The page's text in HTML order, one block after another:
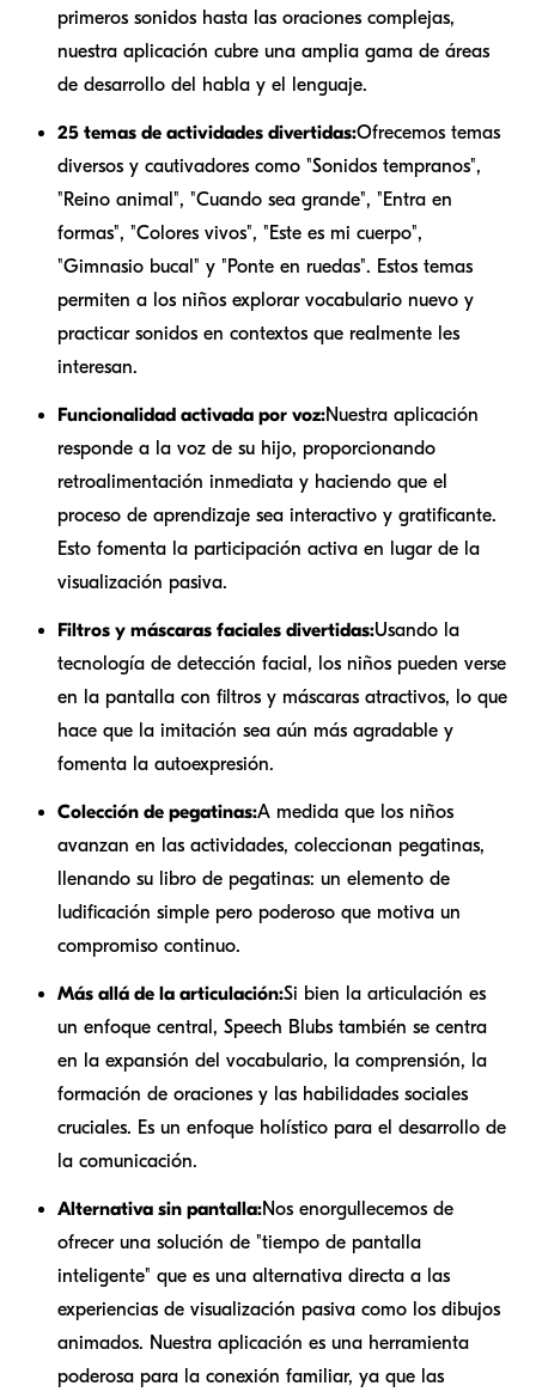
primeros sonidos hasta las oraciones complejas,
nuestra aplicación cubre una amplia gama de áreas
de desarrollo del habla y el lenguaje.
25 temas de actividades divertidas:Ofrecemos temas
diversos y cautivadores como "Sonidos tempranos",
"Reino animal", "Cuando sea grande", "Entra en
formas", "Colores vivos", "Este es mi cuerpo",
"Gimnasio bucal" y "Ponte en ruedas". Estos temas
permiten a los niños explorar vocabulario nuevo y
practicar sonidos en contextos que realmente les
interesan.
Funcionalidad activada por voz:Nuestra aplicación
responde a la voz de su hijo, proporcionando
retroalimentación inmediata y haciendo que el
proceso de aprendizaje sea interactivo y gratificante.
Esto fomenta la participación activa en lugar de la
visualización pasiva.
Filtros y máscaras faciales divertidas:Usando la
tecnología de detección facial, los niños pueden verse
en la pantalla con filtros y máscaras atractivos, lo que
hace que la imitación sea aún más agradable y
fomenta la autoexpresión.
Colección de pegatinas:A medida que los niños
avanzan en las actividades, coleccionan pegatinas,
llenando su libro de pegatinas: un elemento de
ludificación simple pero poderoso que motiva un
compromiso continuo.
Más allá de la articulación:Si bien la articulación es
un enfoque central, Speech Blubs también se centra
en la expansión del vocabulario, la comprensión, la
formación de oraciones y las habilidades sociales
cruciales. Es un enfoque holístico para el desarrollo de
la comunicación.
Alternativa sin pantalla:Nos enorgullecemos de
ofrecer una solución de "tiempo de pantalla
inteligente" que es una alternativa directa a las
experiencias de visualización pasiva como los dibujos
animados. Nuestra aplicación es una herramienta
poderosa para la conexión familiar, ya que las